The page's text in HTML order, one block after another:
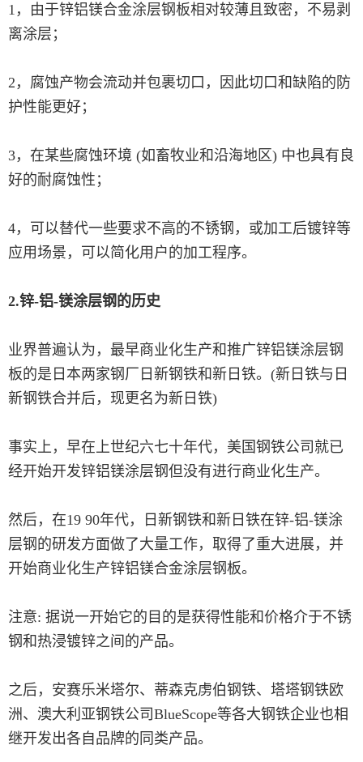
1，由于锌铝镁合金涂层钢板相对较薄且致密，不易剥
离涂层；
2，腐蚀产物会流动并包裹切口，因此切口和缺陷的防
护性能更好；
3，在某些腐蚀环境 (如畜牧业和沿海地区) 中也具有良
好的耐腐蚀性；
4，可以替代一些要求不高的不锈钢，或加工后镀锌等
应用场景，可以简化用户的加工程序。
2.锌-铝-镁涂层钢的历史
业界普遍认为，最早商业化生产和推广锌铝镁涂层钢
板的是日本两家钢厂日新钢铁和新日铁。(新日铁与日
新钢铁合并后，现更名为新日铁)
事实上，早在上世纪六七十年代，美国钢铁公司就已
经开始开发锌铝镁涂层钢但没有进行商业化生产。
然后，在19 90年代，日新钢铁和新日铁在锌-铝-镁涂
层钢的研发方面做了大量工作，取得了重大进展，并
开始商业化生产锌铝镁合金涂层钢板。
注意: 据说一开始它的目的是获得性能和价格介于不锈
钢和热浸镀锌之间的产品。
之后，安赛乐米塔尔、蒂森克虏伯钢铁、塔塔钢铁欧
洲、澳大利亚钢铁公司BlueScope等各大钢铁企业也相
继开发出各自品牌的同类产品。